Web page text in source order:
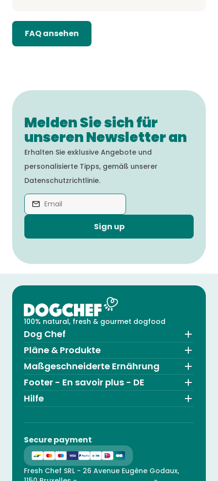
FAQ ansehen
Melden Sie sich für
unseren Newsletter an
Erhalten Sie exklusive Angebote und
personalisierte Tipps, gemäß unserer
Datenschutzrichtlinie.
Sign up
100% natural, fresh & gourmet dogfood
Dog Chef
Pläne & Produkte
Maßgeschneiderte Ernährung
Footer - En savoir plus - DE
Hilfe
Secure payment
Fresh Chef SRL - 26 Avenue Eugène Godaux,